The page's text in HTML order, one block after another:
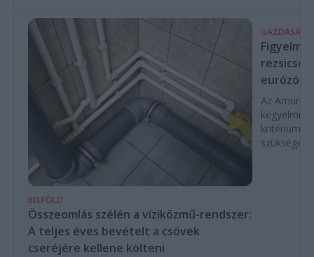
BELFÖLD
Összeomlás szélén a víziközmű-rendszer:
A teljes éves bevételt a csövek
cseréjére kellene költeni
GAZDASÁG
Az Amundi
kegyelmi